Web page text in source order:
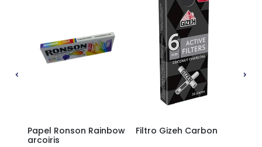
Papel Ronson Rainbow
arcoiris
Filtro Gizeh Carbon